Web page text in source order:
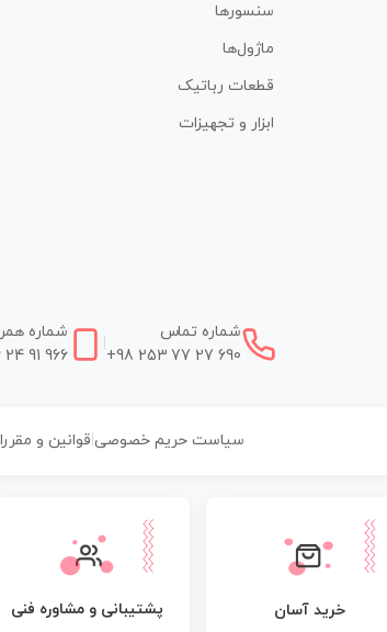
سنسورها
ماژول‌ها
قطعات رباتیک
ابزار و تجهیزات
شماره تماس
+98 253 77 27 690
شماره
91 966
سیاست حریم خصوصی| قوانین و
خرید آسان پشتیبانی و مشاوره فنی